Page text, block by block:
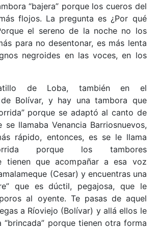
“bajera” porque los cueros del
flojos. La pregunta es ¿Por qué
el sereno de la noche no los
para no desentonar, es más lenta
negroides en las voces, en los
de Loba, también en el
Bolívar, y hay una tambora que
porque se adaptó al canto de
se llamaba Venancia Barriosnuevos,
rápido, entonces, es se le llama
porque los tambores
tienen que acompañar a esa voz
(Cesar) y encuentras una
que es dúctil, pegajosa, que le
al oyente. Te pasas de aquel
a Ríoviejo (Bolívar) y allá ellos le
“brincada” porque tienen otra forma